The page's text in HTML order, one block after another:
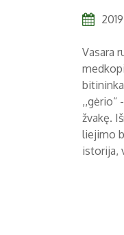
Vasara
,,gėrio“
žvakę.
liejimo
istorija,